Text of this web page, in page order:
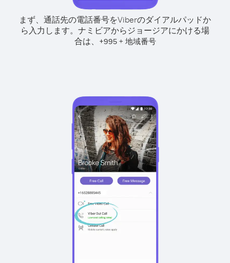
まず、通話先の電話番号をViberのダイアルパッドか
ら入力します。 ナミビアからジョージアにかける場
合は、
+995+ 地域番号